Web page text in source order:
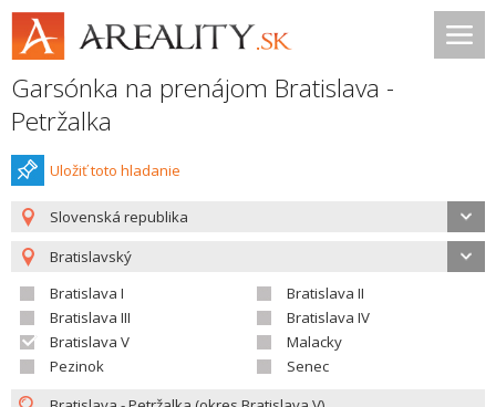
Garsónka na prenájom Bratislava -
Petržalka
Uložiť toto hladanie
Slovenská republika
Bratislavský
Bratislava I
Bratislava II
Bratislava III
Bratislava IV
Bratislava V
Malacky
Pezinok
Senec